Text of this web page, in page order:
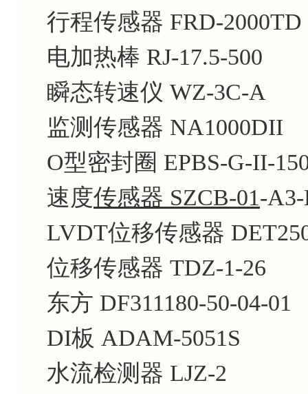
行程传感器 FRD-2000TD
电加热棒 RJ-17.5-500
瞬态转速仪 WZ-3C-A
监测传感器 NA1000DII
O型密封圈 EPBS-G-II-
速度传感器 SZCB-01-
LVDT位移传感器
位移传感器 TDZ-1-26
东方 DF311180-50-04-01
DI板 ADAM-5051S
水流检测器 LJZ-2